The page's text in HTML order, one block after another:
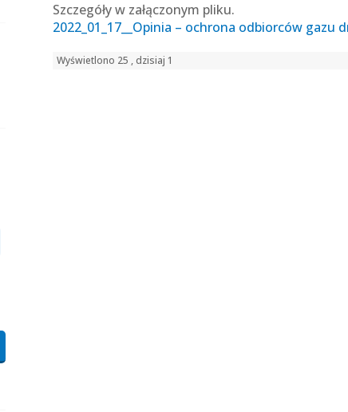
Szczegóły w załączonym pliku.
2022_01_17__Opinia – ochrona odbiorców gazu
Wyświetlono 25 , dzisiaj 1